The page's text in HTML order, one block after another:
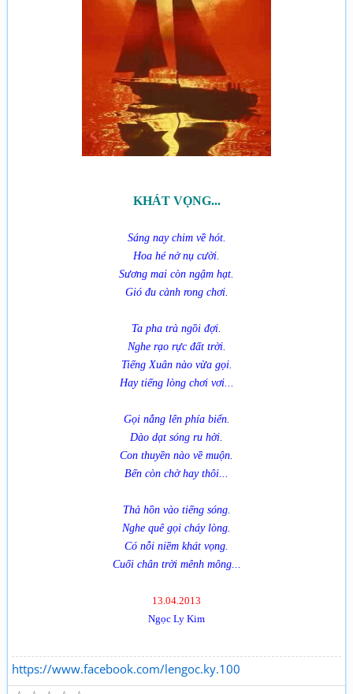
KHÁT VỌNG...
Sáng nay chim về hót.
Hoa hé nở nụ cười.
Sương mai còn ngậm hạt.
Gió đu cành rong chơi.
Ta pha trà ngồi đợi.
Nghe rạo rực đất trời.
Tiếng Xuân nào vừa gọi.
Hay tiếng lòng chơi vơi...
Gọi nắng lên phía biển.
Dào dạt sóng ru hời.
Con thuyền nào về muộn.
Bến còn chờ hay thôi...
Thả hồn vào tiếng sóng.
Nghe quê gọi cháy lòng.
Có nỗi niềm khát vọng.
Cuối chân trời mênh mông...
13.04.2013
Ngọc Ly Kim
https://www.facebook.com/lengoc.ky.100